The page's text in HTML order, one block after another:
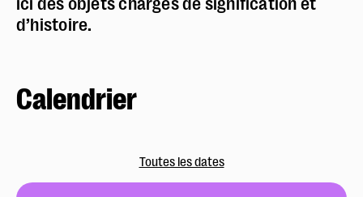
d’histoire.
Calendrier
Toutes les dates